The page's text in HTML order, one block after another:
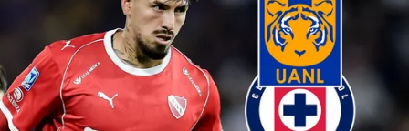
Actualizado el 11/06/2026 - 14:03hs CST